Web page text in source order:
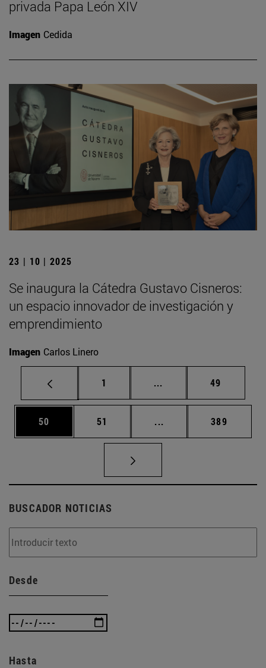
privada Papa León XIV
Imagen Cedida
23 | 10 | 2025
Se inaugura la Cátedra Gustavo Cisneros:
un espacio innovador de investigación y
emprendimiento
Imagen Carlos Linero
Página
1 ... Páginas intermedias
Página
49
Página
50 Página
51 ... Páginas intermedias
Página
389
BUSCADOR NOTICIAS
Desde
Hasta